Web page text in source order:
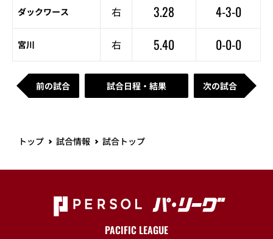
ダックワース 右 3.28 4-3-0
宮川 右 5.40 0-0-0
前の試合 試合日程・結果 次の試合
トップ 試合情報 試合トップ
PACIFIC LEAGUE